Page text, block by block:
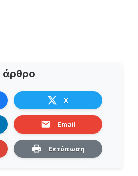
άρθρο
X
Email
Εκτύπωση